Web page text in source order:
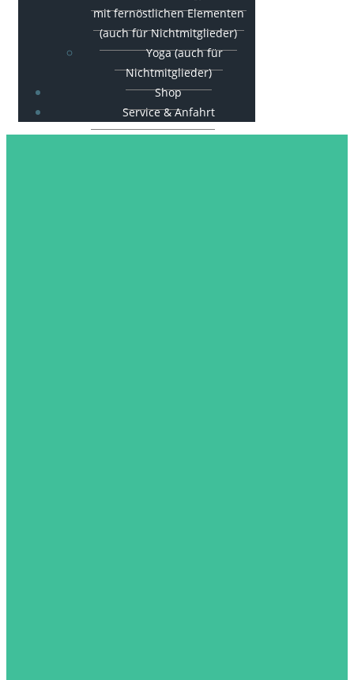
mit fernöstlichen Elementen
(auch für Nichtmitglieder)
Yoga (auch für
Nichtmitglieder)
Shop
Service & Anfahrt